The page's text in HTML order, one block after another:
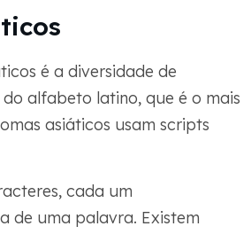
é a diversidade de
alfabeto latino, que é o mais
asiáticos usam scripts
cada um
de uma palavra. Existem